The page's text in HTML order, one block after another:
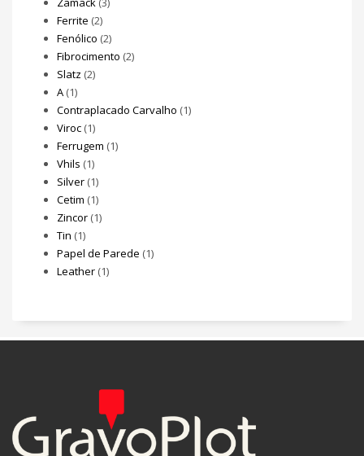
Ferrite (2)
Fenólico (2)
Fibrocimento (2)
Slatz (2)
A (1)
Contraplacado Carvalho (1)
Viroc (1)
Ferrugem (1)
Vhils (1)
Silver (1)
Cetim (1)
Zincor (1)
Tin (1)
Papel de Parede (1)
Leather (1)